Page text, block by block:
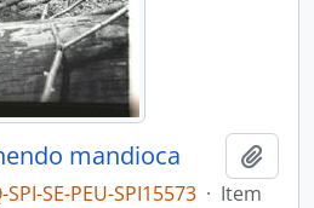
mandioca
SPI-SE-PEU-SPI15573 · Item